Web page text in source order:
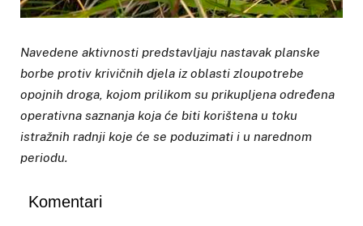
Navedene aktivnosti predstavljaju nastavak planske
borbe protiv krivičnih djela iz oblasti zloupotrebe
opojnih droga, kojom prilikom su prikupljena određena
operativna saznanja koja će biti korištena u toku
istražnih radnji koje će se poduzimati i u narednom
periodu.
Komentari